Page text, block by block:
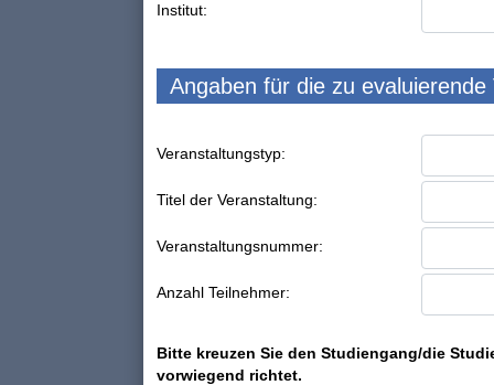
Institut:
Angaben für die zu evaluierende
Veranstaltungstyp:
Titel der Veranstaltung:
Veranstaltungsnummer:
Anzahl Teilnehmer:
Bitte kreuzen Sie den Studiengang/die
vorwiegend richtet.